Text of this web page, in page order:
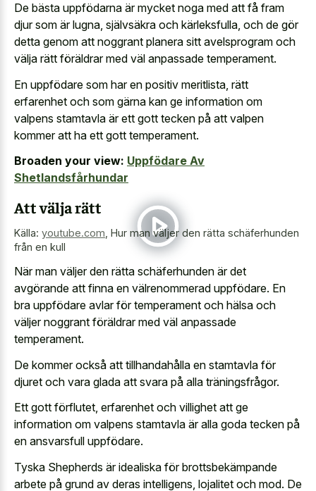
De bästa uppfödarna är mycket noga med att få fram
djur som är lugna, självsäkra och kärleksfulla, och de gör
detta genom att noggrant planera sitt avelsprogram och
välja rätt föräldrar med väl anpassade temperament.
En uppfödare som har en positiv meritlista, rätt
erfarenhet och som gärna kan ge information om
valpens stamtavla är ett gott tecken på att valpen
kommer att ha ett gott temperament.
Broaden your view: Uppfödare Av
Shetlandsfårhundar
Att välja rätt
Källa: youtube.com Hur man väljer den rätta schäferhunden
från en kull
När man väljer den rätta schäferhunden är det
avgörande att finna en välrenommerad uppfödare. En
bra uppfödare avlar för temperament och hälsa och
väljer noggrant föräldrar med väl anpassade
temperament.
De kommer också att tillhandahålla en stamtavla för
djuret och vara glada att svara på alla träningsfrågor.
Ett gott förflutet, erfarenhet och villighet att ge
information om valpens stamtavla är alla goda tecken på
en ansvarsfull uppfödare.
Tyska Shepherds är idealiska för brottsbekämpande
arbete på grund av deras intelligens, lojalitet och mod. De